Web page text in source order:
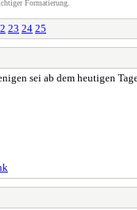
Formatierung.
23 24 25
sei ab dem heutigen